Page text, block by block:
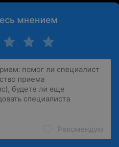
мнением
Рекомендую